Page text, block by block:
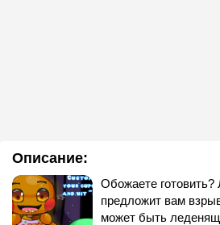
Описание:
Обожаете
предложит вам
может быть